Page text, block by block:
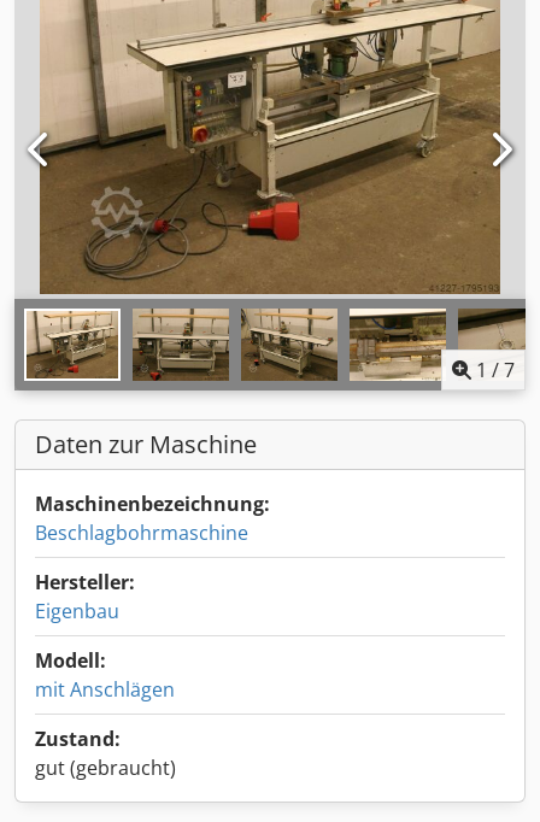
1 /7
Daten zur Maschine
Maschinenbezeichnung:
Beschlagbohrmaschine
Hersteller:
Eigenbau
Modell:
mit Anschlägen
Zustand:
gut (gebraucht)